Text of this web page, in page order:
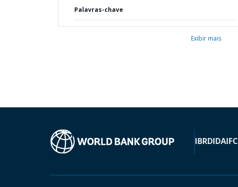
Palavras-chave
Exibir mais
IBRDIDAIFC